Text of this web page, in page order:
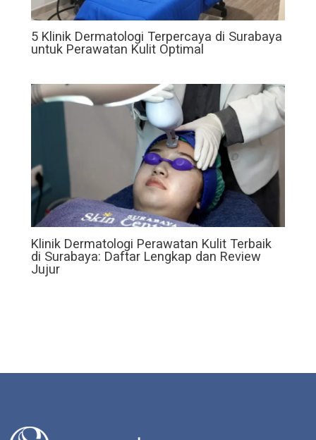
5 Klinik Dermatologi Terpercaya di Surabaya
untuk Perawatan Kulit Optimal
Klinik Dermatologi Perawatan Kulit Terbaik
di Surabaya: Daftar Lengkap dan Review
Jujur